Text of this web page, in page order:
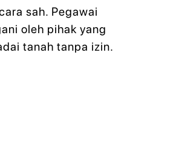
sah. Pegawai
oleh pihak yang
tanah tanpa izin.